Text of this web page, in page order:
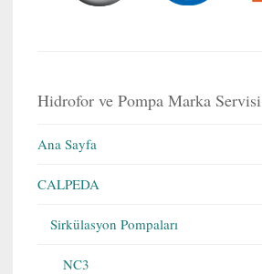
Hidrofor ve Pompa Marka Servisi
Ana Sayfa
CALPEDA
Sirkülasyon Pompaları
NC3